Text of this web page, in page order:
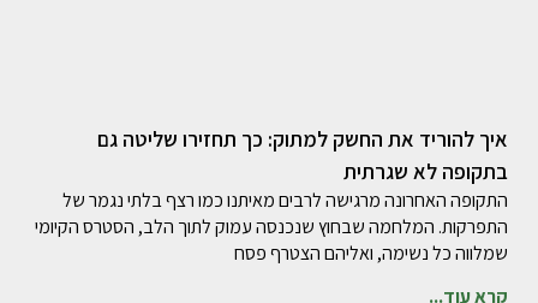
איך להוריד את החשק למתוק: כך תחזירו שליטה גם
בתקופה לא שגרתית
התקופה האחרונה מרגישה לרבים מאיתנו כמו רצף בלתי נגמר של
התפרקות. המלחמה שבחוץ שנכנסה עמוק לתוך הלב, הסטרס הקיומי
שמלווה כל נשימה, ואליהם הצטרף פסח
קרא עוד...